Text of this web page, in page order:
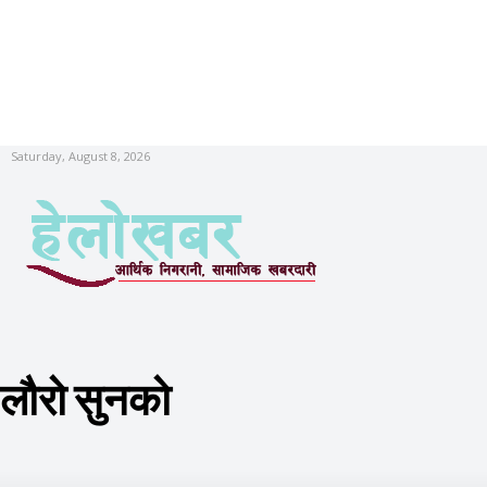
Saturday, August 8, 2026
लौरो सुनको